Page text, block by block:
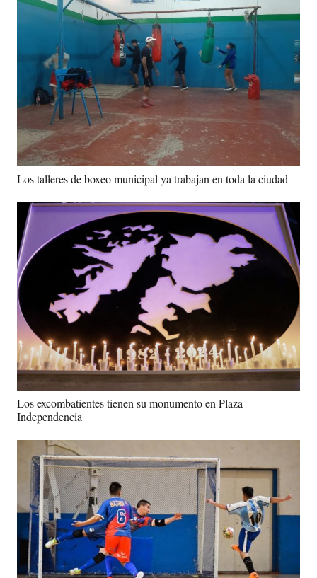
Los talleres de boxeo municipal ya trabajan en toda la ciudad
Los excombatientes tienen su monumento en Plaza
Independencia